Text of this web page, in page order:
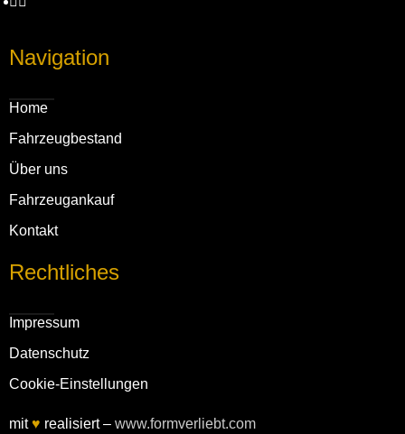
Navigation
Home
Fahrzeug­bestand
Über uns
Fahrzeug­ankauf
Kontakt
Rechtliches
Impressum
Daten­schutz
Cookie-Einstellungen
mit♥ realisiert – www.formverliebt.com